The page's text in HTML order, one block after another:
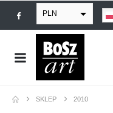
PLN
EUR
USD
SKLEP 2010